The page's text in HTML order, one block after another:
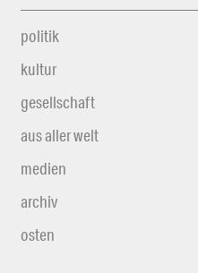
politik
kultur
gesellschaft
aus aller welt
medien
archiv
osten